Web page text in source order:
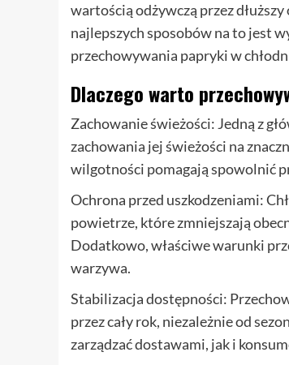
wartością odżywczą przez
najlepszych sposobów na to jest
przechowywania papryki w
Dlaczego warto
Zachowanie świeżości: Jedną z
zachowania jej świeżości na
wilgotności pomagają spowolnić
Ochrona przed uszkodzeniami:
powietrze, które zmniejszają
Dodatkowo, właściwe warunki
warzywa.
Stabilizacja dostępności:
przez cały rok, niezależnie od
zarządzać dostawami, jak i